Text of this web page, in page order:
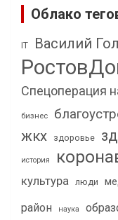
Облако
IT Василий
Спецоперация
бизнес
жкх здоровье
история
культура люди
район
наука